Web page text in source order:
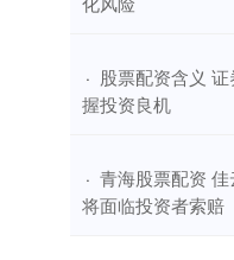
· 股票配资含义
握投资良机
· 青海股票配资
将面临投资者索赔